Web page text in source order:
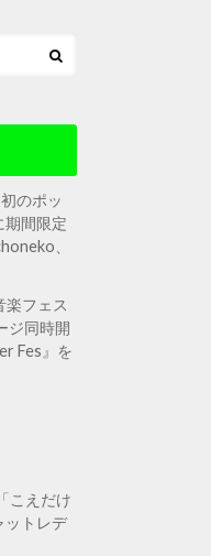
のポッ
期間限定
、
フェス
ジ同時開
Fes』を
こえだけ
ットレデ